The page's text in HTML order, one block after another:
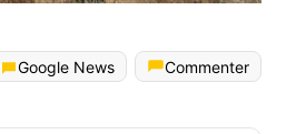
Google News
Commenter